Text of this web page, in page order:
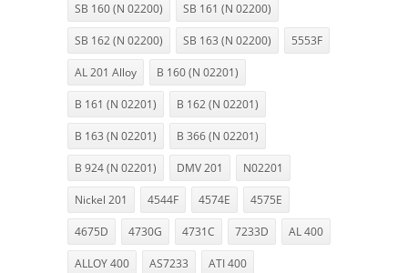
SB 160 (N 02200) SB 161 (N 02200)
SB 162 (N 02200) SB 163 (N 02200) 5553F
AL 201 Alloy B 160 (N 02201)
B 161 (N 02201) B 162 (N 02201)
B 163 (N 02201) B 366 (N 02201)
B 924 (N 02201) DMV 201 N02201
Nickel 201 4544F 4574E 4575E
4675D 4730G 4731C 7233D AL 400
ALLOY 400 AS7233 ATI 400